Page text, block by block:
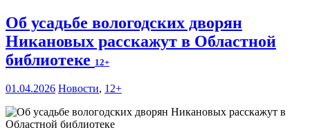
Об усадьбе вологодских дворян
Никановых расскажут в Областной
библиотеке 12+
01.04.2026 Новости, 12+